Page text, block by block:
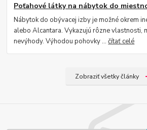
Poťahové látky na nábytok do
Nábytok do obývacej izby je možné okrem
alebo Alcantara. Vykazujú rôzne vlastnosti,
nevýhody. Výhodou pohovky ...čítať celé
Zobraziť všetky články